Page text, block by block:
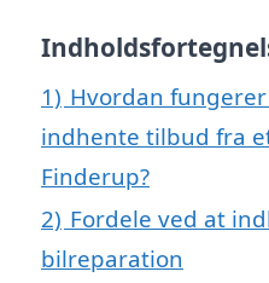
1) Hvordan
indhente tilbud fra
Finderup?
2) Fordele ved at
bilreparation